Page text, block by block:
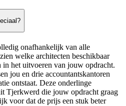
onafhankelijk van alle
welke architecten beschikbaar
het uitvoeren van jouw opdracht.
jou en drie accountantskantoren
ontstaat. Deze onderlinge
Tjerkwerd die jouw opdracht graag
voor dat de prijs een stuk beter